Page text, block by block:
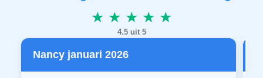
★ ★ ★ ★ ★
4.5 uit 5
Nancy januari 2026